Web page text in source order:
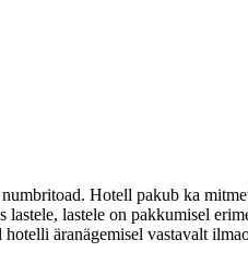
Hotell pakub ka
lastele on pakkumisel
äranägemisel vastavalt